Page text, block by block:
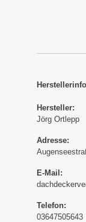
Hersteller:
Jörg Ortlepp
Adresse:
E-Mail:
Telefon:
03647505643